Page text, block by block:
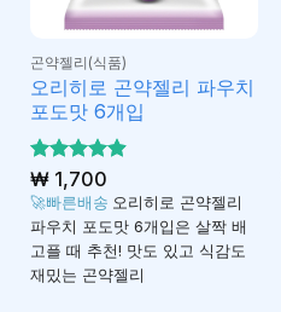
곤약젤리(식품)
오리히로 곤약젤리 파우치
포도맛 6개입
5 중에서
4.92로 평
가됨
₩1,700
🚀빠른배송 오리히로 곤약젤리
파우치 포도맛 6개입은 살짝 배
고플 때 추천! 맛도 있고 식감도
재밌는 곤약젤리